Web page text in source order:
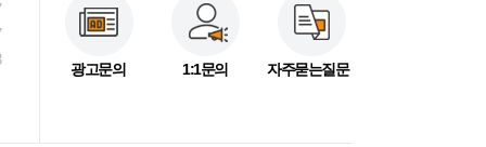
광고문의 1:1문의 자주묻는질문